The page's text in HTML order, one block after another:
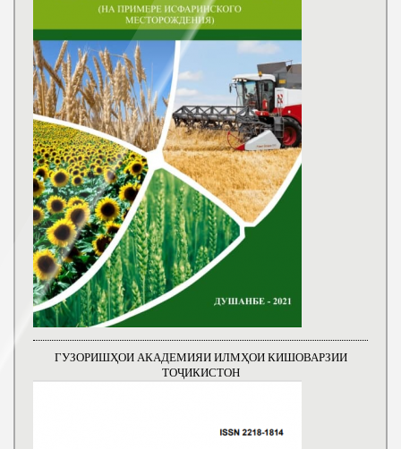
ГУЗОРИШҲОИ АКАДЕМИЯИ ИЛМҲОИ КИШОВАРЗИИ
ТОҶИКИСТОН